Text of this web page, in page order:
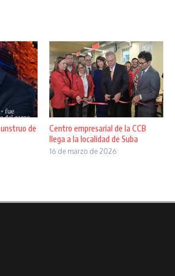
de
Centro empresarial de la CCB
llega a la localidad de Suba
16 de marzo de 2026